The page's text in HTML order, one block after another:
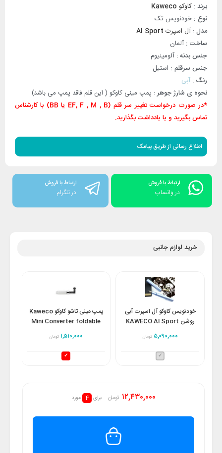
برند: کاوکو Kaweco
نوع : خودنویس تک
مدل: آل اسپرت Al Sport
ساخت : آلمان
جنس بدنه: آلومینیوم
جنس سرقلم : استیل
رنگ : آبی
نحوه ی شارژ جوهر: پمپ مینی کاوکو ( این قلم فاقد پمپ می باشد)
*در صورت درخواست تغییر سر قلم (EF, F , M , B یا BB) با کارشناس
تماس بگیرید و یا یادداشت بگذارید.
اطلاع رسانی از طریق پیامک
ارتباط با فروش
در واتساپ
ارتباط با فروش
در تلگرام
خرید لوازم جانبی
خودنویس کاوکو آل اسپرت آبی
روشن KAWECO Al Sport
۵,۰۹۰,۰۰۰ تومان
پمپ مینی تاشو کاوکو Kaweco
Mini Converter foldable
۱,۵۱۰,۰۰۰ تومان
۱۲,۴۳۰,۰۰۰ تومان برای 4 مورد